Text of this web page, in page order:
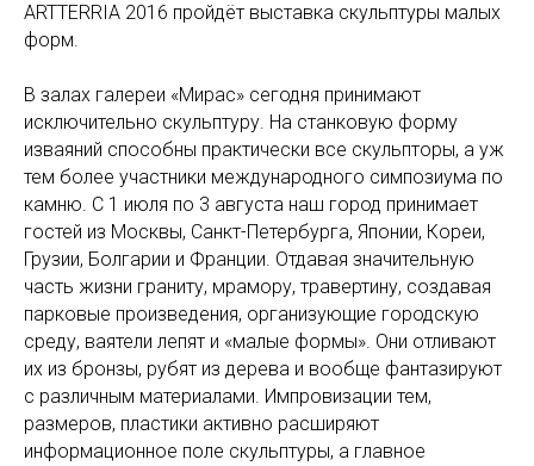
АRTTERRIA 2016 пройдёт выставка скульптуры малых
форм.
В залах галереи «Мирас» сегодня принимают
исключительно скульптуру. На станковую форму
изваяний способны практически все скульпторы, а уж
тем более участники международного симпозиума по
камню. С 1 июля по 3 августа наш город принимает
гостей из Москвы, Санкт-Петербурга, Японии, Кореи,
Грузии, Болгарии и Франции. Отдавая значительную
часть жизни граниту, мрамору, травертину, создавая
парковые произведения, организующие городскую
среду, ваятели лепят и «малые формы». Они отливают
их из бронзы, рубят из дерева и вообще фантазируют
с различным материалами. Импровизации тем,
размеров, пластики активно расширяют
информационное поле скульптуры, а главное